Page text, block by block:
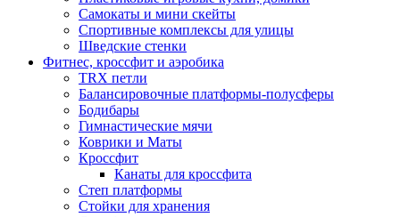
Самокаты и мини скейты
Спортивные комплексы для улицы
Шведские стенки
Фитнес, кроссфит и аэробика
TRX петли
Балансировочные платформы-полусферы
Бодибары
Гимнастические мячи
Коврики и Маты
Кроссфит
Канаты для кроссфита
Степ платформы
Стойки для хранения